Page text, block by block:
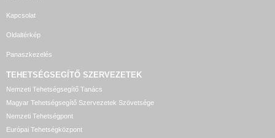
Kapcsolat
Oldaltérkép
Panaszkezelés
TEHETSÉGSEGÍTŐ SZERVEZETEK
Nemzeti Tehetségsegítő Tanács
Magyar Tehetségsegítő Szervezetek Szövetsége
Nemzeti Tehetségpont
Európai Tehetségközpont